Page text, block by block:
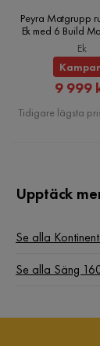
Reglerbar
Sänggavel
Serie
Namn
Material
Peyra Matgrupp
Ek med 6 Build
Ek
Pris
9 999
Tidigare lägsta
Upptäck
Se alla
Se alla Säng